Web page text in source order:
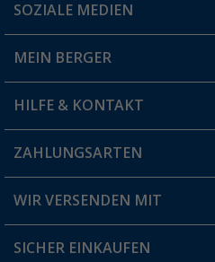
Du hast eine Frage?
Filiale finden
SOZIALE MEDIEN
MEIN BERGER
Vorteilskarte
Blog
Jobs & Karriere
HILFE & KONTAKT
FAQ & Kontakt
Versandinformationen
ZAHLUNGSARTEN
WIR VERSENDEN MIT
SICHER EINKAUFEN